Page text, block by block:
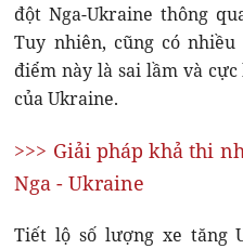
đột Nga-Ukraine thông
Tuy nhiên, cũng có
điểm này là sai lầm và
của Ukraine.
>>> Giải pháp khả thi
Nga - Ukraine
Tiết lộ số lượng xe tăng